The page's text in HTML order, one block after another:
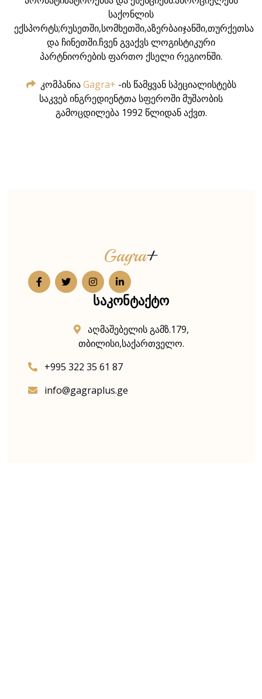
საქონლის
ექსპორტს;რუსეთში,სომხეთში,აზერბაიჯანში,თურქეთსა
და ჩინეთში.ჩვენ გვაქვს ლოგისტიკური
პარტნიორების ფართო ქსელი რეგიონში.
კომპანიაGagra+ -ის წამყვან სპეციალისტებს
საკვებ ინგრედიენტთა სფეროში მუშაობის
გამოცდილება 1992 წლიდან აქვთ.
Gagra+
საკონტაქტო
აღმაშებელის გამზ.179,
თბილისი,საქართველო.
+995 322 35 61 87
info@gagraplus.ge